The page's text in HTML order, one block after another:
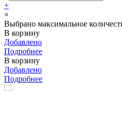
+
×
Выбрано максимальное
В корзину
Добавлено
Подробнее
В корзину
Добавлено
Подробнее